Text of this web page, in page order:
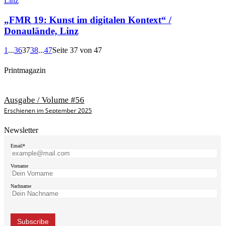
„FMR 19: Kunst im digitalen Kontext“ /
Donaulände, Linz
1 ...363738...47Seite 37 von 47
Printmagazin
Ausgabe / Volume #56
Erschienen im September 2025
Newsletter
Email*
Vorname
Nachname